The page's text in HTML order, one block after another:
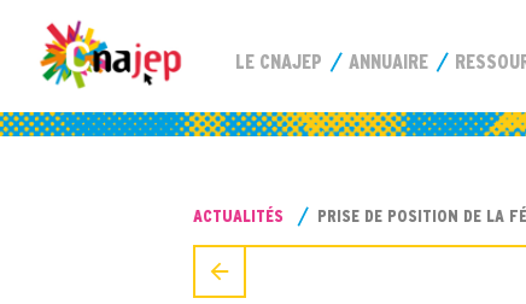
LE CNAJEP ANNUAIRE
ACTUALITÉS PRISE DE POSITION DE LA